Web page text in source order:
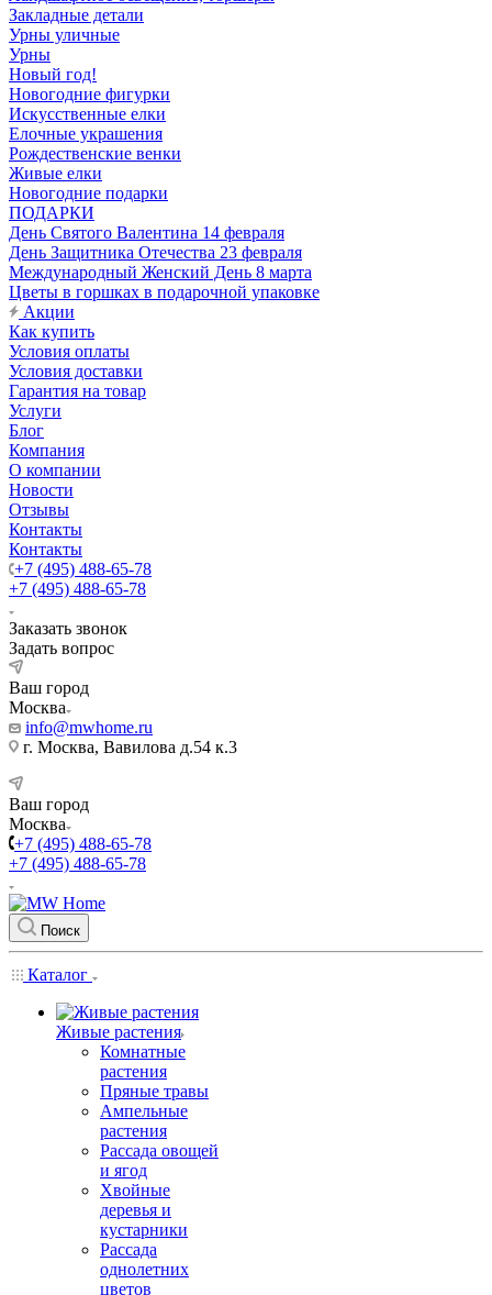
Закладные детали
Урны уличные
Урны
Новый год!
Новогодние фигурки
Искусственные елки
Елочные украшения
Рождественские венки
Живые елки
Новогодние подарки
ПОДАРКИ
День Святого Валентина 14 февраля
День Защитника Отечества 23 февраля
Международный Женский День 8 марта
Цветы в горшках в подарочной упаковке
Акции
Как купить
Условия оплаты
Условия доставки
Гарантия на товар
Услуги
Блог
Компания
О компании
Новости
Отзывы
Контакты
Контакты
+7 (495) 488-65-78
+7 (495) 488-65-78
Заказать звонок
Задать вопрос
Ваш город
Москва
info@mwhome.ru
г. Москва, Вавилова д.54 к.3
Ваш город
Москва
+7 (495) 488-65-78
+7 (495) 488-65-78
Поиск
Каталог
Живые растения
Комнатные
растения
Пряные травы
Ампельные
растения
Рассада овощей
и ягод
Хвойные
деревья и
кустарники
Рассада
однолетних
цветов